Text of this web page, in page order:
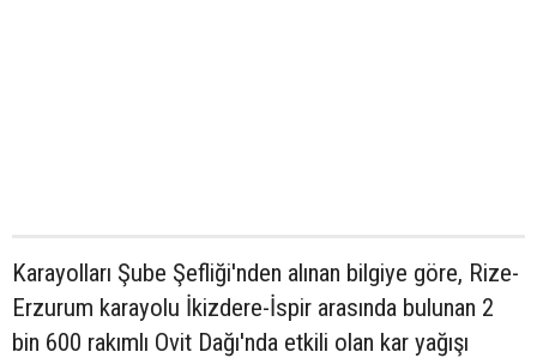
Karayolları Şube Şefliği'nden alınan bilgiye göre, Rize-
Erzurum karayolu İkizdere-İspir arasında bulunan 2
bin 600 rakımlı Ovit Dağı'nda etkili olan kar yağışı